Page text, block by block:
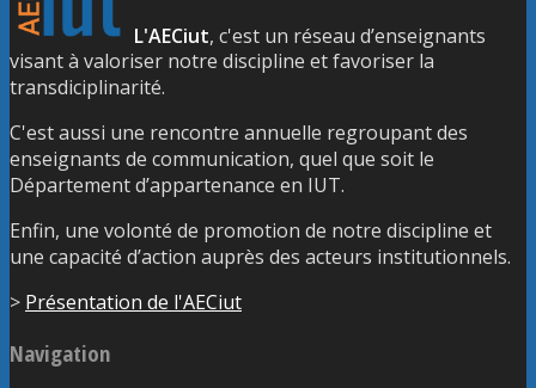
L'AECiut, c'est un réseau d’enseignants
visant à valoriser notre discipline et favoriser la
transdiciplinarité.
C'est aussi une rencontre annuelle regroupant des
enseignants de communication, quel que soit le
Département d’appartenance en IUT.
Enfin, une volonté de promotion de notre discipline et
une capacité d’action auprès des acteurs institutionnels.
> Présentation de l'AECiut
Navigation